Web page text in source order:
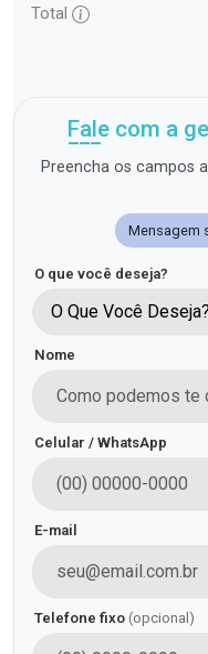
Total
Fale com a
Preencha os campos
Mensagem
O que você deseja?
O Que Você Deseja?
Nome
Celular / WhatsApp
E-mail
Telefone fixo (opcional)